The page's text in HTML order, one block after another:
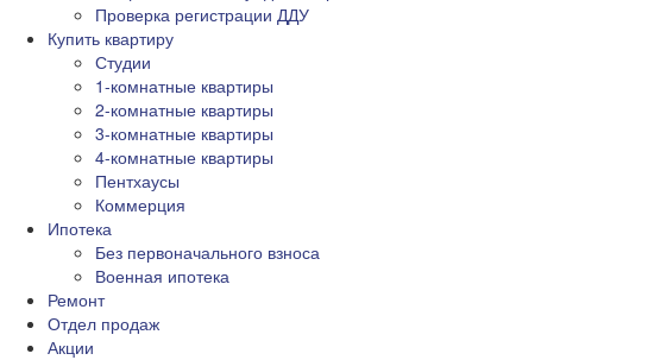
Проверка регистрации ДДУ
Купить квартиру
Студии
1-комнатные квартиры
2-комнатные квартиры
3-комнатные квартиры
4-комнатные квартиры
Пентхаусы
Коммерция
Ипотека
Без первоначального взноса
Военная ипотека
Ремонт
Отдел продаж
Акции